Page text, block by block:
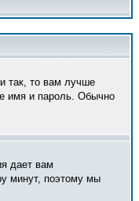
так, то вам лучше
имя и пароль. Обычно
дает вам
минут, поэтому мы